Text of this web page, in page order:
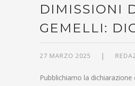
DIMISSIONI
GEMELLI:
27 MARZO 2025
Pubblichiamo la